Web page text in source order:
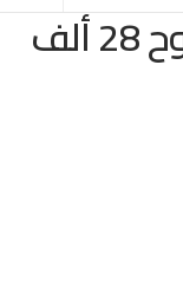
الأمم المتحدة تعلن نزوح 28 ألف